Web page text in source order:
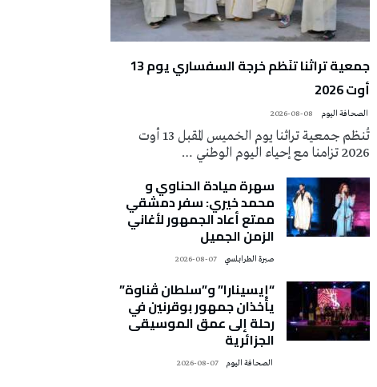
جمعية تراثنا تنَظم خرجة السفساري يوم 13
أوت 2026
2026-08-08
تُنظم جمعية تراثنا يوم الخميس المقبل 13 أوت
2026 تزامنا مع إحياء اليوم الوطني …
سهرة ميادة الحناوي و
محمد خيري: سفر دمشقي
ممتع أعاد الجمهور لأغاني
الزمن الجميل
صبرة الطرابلسي 2026-08-07
“إيسينارا” و”سلطان ڤناوة”
يأخذان جمهور بوقرنين في
رحلة إلى عمق الموسيقى
الجزائرية
2026-08-07